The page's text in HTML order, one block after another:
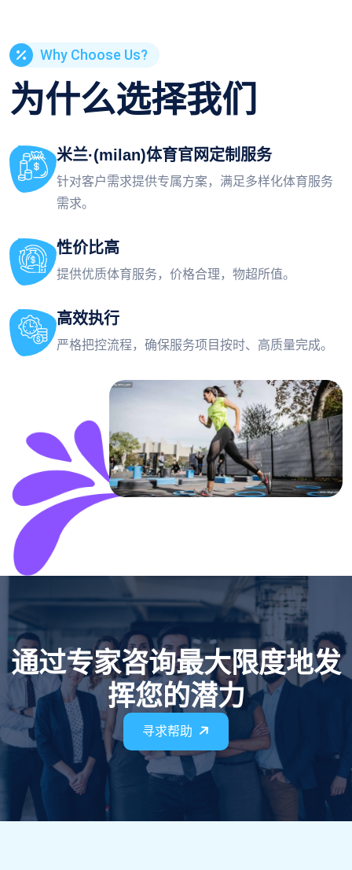
Why Choose Us?
为什么选择我们
米兰·(milan)体育官网定制服务
针对客户需求提供专属方案，满足多样化体育服务
需求。
性价比高
提供优质体育服务，价格合理，物超所值。
高效执行
严格把控流程，确保服务项目按时、高质量完成。
通过专家咨询最大限度地发
挥您的潜力
寻求帮助